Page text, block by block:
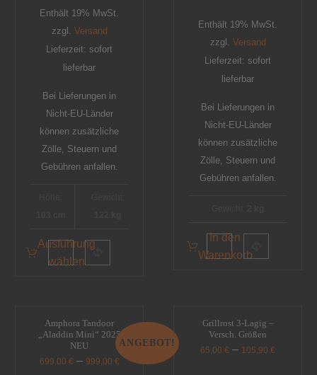
Enthält 19% MwSt.
zzgl. Versand
Lieferzeit: sofort
lieferbar
Bei Lieferungen in
Nicht-EU-Länder
können zusätzliche
Zölle, Steuern und
Gebühren anfallen.
Ausführung
wählen
Enthält 19% MwSt.
zzgl. Versand
Lieferzeit: sofort
lieferbar
Bei Lieferungen in
Nicht-EU-Länder
können zusätzliche
Zölle, Steuern und
Gebühren anfallen.
In den
Warenkorb
ANGEBOT!
Amphora Tandoor
„Aladdin Mini“ 2025
NEU
699,00 € – 999,00 €
Grillrost 3-Lagig –
Versch. Größen
65,00 € – 105,90 €